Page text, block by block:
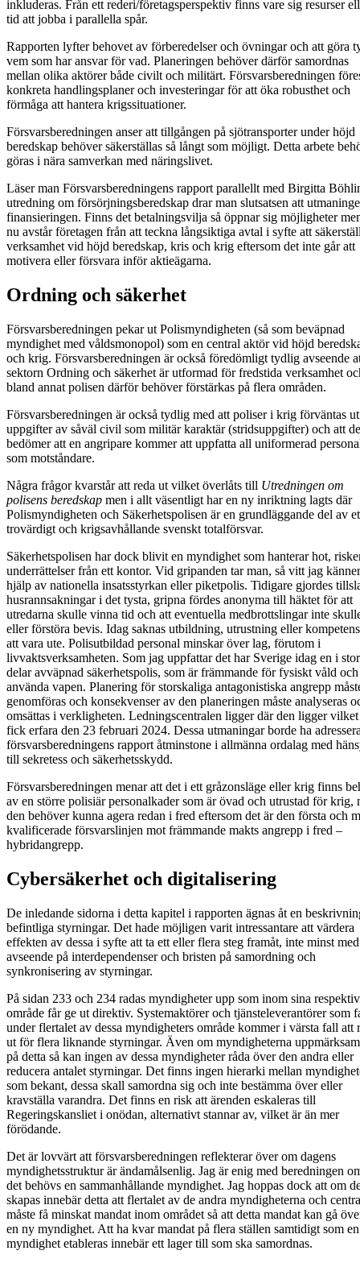
inkluderas. Från ett rederi/företagsperspektiv finns vare sig resurser
tid att jobba i parallella spår.
Rapporten lyfter behovet av förberedelser och övningar och att göra
vem som har ansvar för vad. Planeringen behöver därför samordnas
mellan olika aktörer både civilt och militärt. Försvarsberedningen
konkreta handlingsplaner och investeringar för att öka robusthet och
förmåga att hantera krigssituationer.
Försvarsberedningen anser att tillgången på sjötransporter under höjd
beredskap behöver säkerställas så långt som möjligt. Detta arbete
göras i nära samverkan med näringslivet.
Läser man Försvarsberedningens rapport parallellt med Birgitta
utredning om försörjningsberedskap drar man slutsatsen att
finansieringen. Finns det betalningsvilja så öppnar sig möjligheter
nu avstår företagen från att teckna långsiktiga avtal i syfte att
verksamhet vid höjd beredskap, kris och krig eftersom det inte går att
motivera eller försvara inför aktieägarna.
Ordning och säkerhet
Försvarsberedningen pekar ut Polismyndigheten (så som beväpnad
myndighet med våldsmonopol) som en central aktör vid höjd
och krig. Försvarsberedningen är också föredömligt tydlig avseende
sektorn Ordning och säkerhet är utformad för fredstida verksamhet
bland annat polisen därför behöver förstärkas på flera områden.
Försvarsberedningen är också tydlig med att poliser i krig förväntas
uppgifter av såväl civil som militär karaktär (stridsuppgifter) och att de
bedömer att en angripare kommer att uppfatta all uniformerad
som motståndare.
Några frågor kvarstår att reda ut vilket överlåts till Utredningen om
polisens beredskap men i allt väsentligt har en ny inriktning lagts där
Polismyndigheten och Säkerhetspolisen är en grundläggande del av
trovärdigt och krigsavhållande svenskt totalförsvar.
Säkerhetspolisen har dock blivit en myndighet som hanterar hot,
underrättelser från ett kontor. Vid gripanden tar man, så vitt jag
hjälp av nationella insatsstyrkan eller piketpolis. Tidigare gjordes
husrannsakningar i det tysta, gripna fördes anonyma till häktet för att
utredarna skulle vinna tid och att eventuella medbrottslingar inte
eller förstöra bevis. Idag saknas utbildning, utrustning eller
att vara ute. Polisutbildad personal minskar över lag, förutom i
livvaktsverksamheten. Som jag uppfattar det har Sverige idag en i
delar avväpnad säkerhetspolis, som är främmande för fysiskt våld
använda vapen. Planering för storskaliga antagonistiska angrepp
genomföras och konsekvenser av den planeringen måste analyseras
omsättas i verkligheten. Ledningscentralen ligger där den ligger
fick erfara den 23 februari 2024. Dessa utmaningar borde ha
försvarsberedningens rapport åtminstone i allmänna ordalag med
till sekretess och säkerhetsskydd.
Försvarsberedningen menar att det i ett gråzonsläge eller krig finns
av en större polisiär personalkader som är övad och utrustad för krig,
den behöver kunna agera redan i fred eftersom det är den första och
kvalificerade försvarslinjen mot främmande makts angrepp i fred –
hybridangrepp.
Cybersäkerhet och digitalisering
De inledande sidorna i detta kapitel i rapporten ägnas åt en
befintliga styrningar. Det hade möjligen varit intressantare att värdera
effekten av dessa i syfte att ta ett eller flera steg framåt, inte minst med
avseende på interdependenser och bristen på samordning och
synkronisering av styrningar.
På sidan 233 och 234 radas myndigheter upp som inom sina
område får ge ut direktiv. Systemaktörer och tjänsteleverantörer som
under flertalet av dessa myndigheters område kommer i värsta fall att
ut för flera liknande styrningar. Även om myndigheterna
på detta så kan ingen av dessa myndigheter råda över den andra eller
reducera antalet styrningar. Det finns ingen hierarki mellan
som bekant, dessa skall samordna sig och inte bestämma över eller
kravställa varandra. Det finns en risk att ärenden eskaleras till
Regeringskansliet i onödan, alternativt stannar av, vilket är än mer
förödande.
Det är lovvärt att försvarsberedningen reflekterar över om dagens
myndighetsstruktur är ändamålsenlig. Jag är enig med beredningen
det behövs en sammanhållande myndighet. Jag hoppas dock att om
skapas innebär detta att flertalet av de andra myndigheterna och centra
måste få minskat mandat inom området så att detta mandat kan gå
en ny myndighet. Att ha kvar mandat på flera ställen samtidigt som
myndighet etableras innebär ett lager till som ska samordnas.